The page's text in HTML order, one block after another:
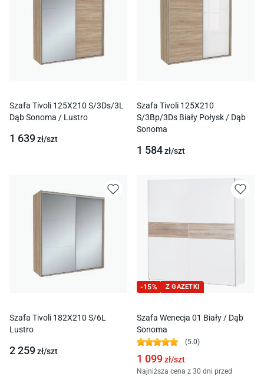
Szafa Tivoli 125X210 S/3Ds/3L
Dąb Sonoma / Lustro
1 639zł/szt
Szafa Tivoli 125X210
S/3Bp/3Ds Biały Połysk / Dąb
Sonoma
1 584zł/szt
Szafa Tivoli 182X210 S/6L
Lustro
2 259zł/szt
-15% Z GAZETKI
Szafa Wenecja 01 Biały / Dąb
Sonoma
(5.0)
1 099zł/szt
Najniższa cena z 30 dni przed